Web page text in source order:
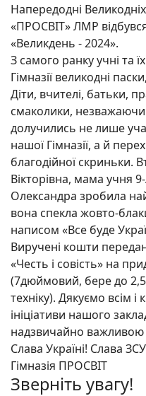
Напередодні Великодніх
«ПРОСВІТ» ЛМР
«Великдень - 2024».
З самого ранку учні та
Гімназії великодні
Діти, вчителі, батьки,
смаколики, незважаючи
долучились не лише
нашої Гімназії, а й
благодійної скриньки.
Вікторівна, мама учня
Олександра зробила
вона спекла жовто-
написом «Все буде
Виручені кошти
«Честь і совість» на
(7дюймовий, бере до
техніку). Дякуємо всім
ініціативи нашого
надзвичайно важливою
Слава Україні! Слава
Гімназія ПРОСВІТ
Зверніть увагу!